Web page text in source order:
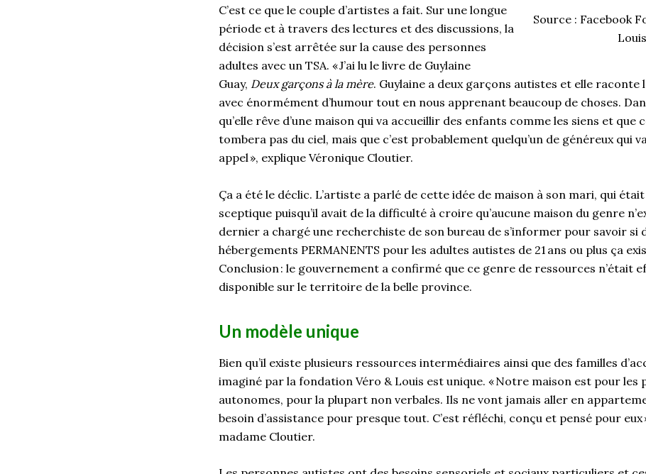
Source : Facebook
Louis
C’est ce que le couple d’artistes a fait. Sur une longue
période et à travers des lectures et des discussions, la
décision s’est arrêtée sur la cause des personnes
adultes avec un TSA. « J’ai lu le livre de Guylaine
Guay, Deux garçons à la mère. Guylaine a deux garçons autistes et elle raconte
avec énormément d’humour tout en nous apprenant beaucoup de choses.
qu’elle rêve d’une maison qui va accueillir des enfants comme les siens et que
tombera pas du ciel, mais que c’est probablement quelqu’un de généreux qui
appel », explique Véronique Cloutier.
Ça a été le déclic. L’artiste a parlé de cette idée de maison à son mari, qui
sceptique puisqu’il avait de la difficulté à croire qu’aucune maison du genre
dernier a chargé une recherchiste de son bureau de s’informer pour savoir si
hébergements PERMANENTS pour les adultes autistes de 21 ans ou plus ça
Conclusion : le gouvernement a confirmé que ce genre de ressources n’était
disponible sur le territoire de la belle province.
Un modèle unique
Bien qu’il existe plusieurs ressources intermédiaires ainsi que des familles
imaginé par la fondation Véro & Louis est unique. « Notre maison est pour les
autonomes, pour la plupart non verbales. Ils ne vont jamais aller en
besoin d’assistance pour presque tout. C’est réfléchi, conçu et pensé pour
madame Cloutier.